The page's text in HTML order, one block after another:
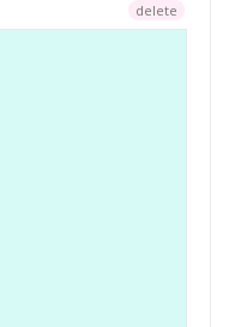
delete